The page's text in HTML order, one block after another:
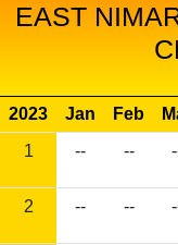
EAST
2023 Jan Feb
1
-- --
2 -- --